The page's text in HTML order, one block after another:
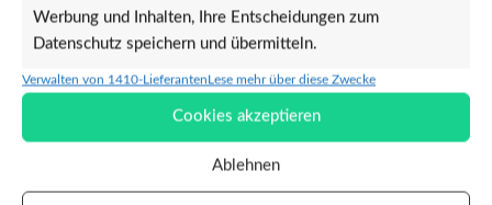
Werbung und Inhalten, Ihre Entscheidungen zum
Datenschutz speichern und übermitteln.
Verwalten von 1410-LieferantenLese mehr über diese Zwecke
Cookies akzeptieren
Ablehnen
Verkäufer
Reviews (0)
Ähnliche Produkte